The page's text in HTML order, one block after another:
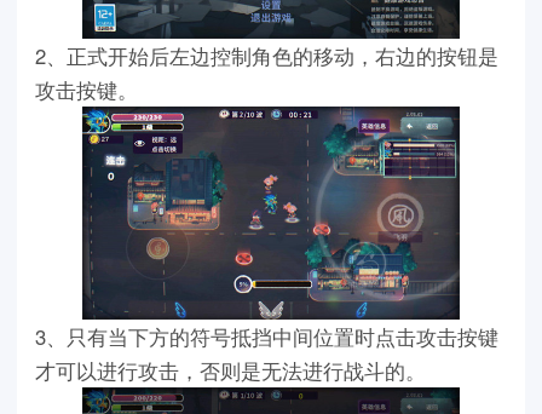
2、正式开始后左边控制角色的移动，右边的按钮是
攻击按键。
3、只有当下方的符号抵挡中间位置时点击攻击按键
才可以进行攻击，否则是无法进行战斗的。